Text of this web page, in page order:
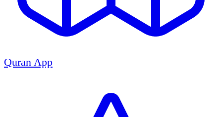
Quran App